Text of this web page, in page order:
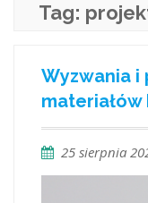
Tag:
Wyzwania i
25 sierpnia